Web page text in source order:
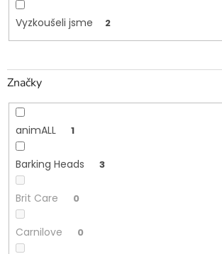
Vyzkoušeli jsme 2
Značky
animALL 1
Barking Heads 3
Brit Care 0
Carnilove 0